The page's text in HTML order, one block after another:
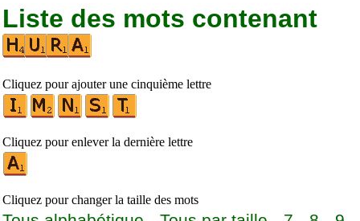
Liste des mots contenant
Cliquez pour ajouter une cinquième lettre
Cliquez pour enlever la dernière lettre
Cliquez pour changer la taille des mots